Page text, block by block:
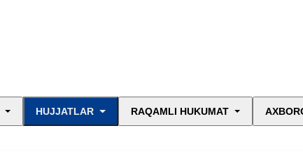
HUJJATLAR RAQAMLI HUKUMAT